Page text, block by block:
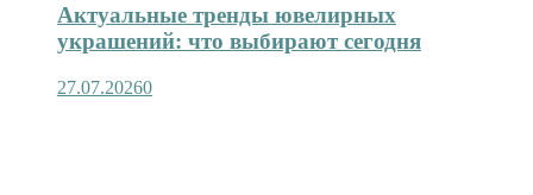
Актуальные тренды ювелирных
украшений: что выбирают сегодня
27.07.20260